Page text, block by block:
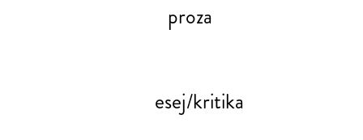
proza
esej/kritika